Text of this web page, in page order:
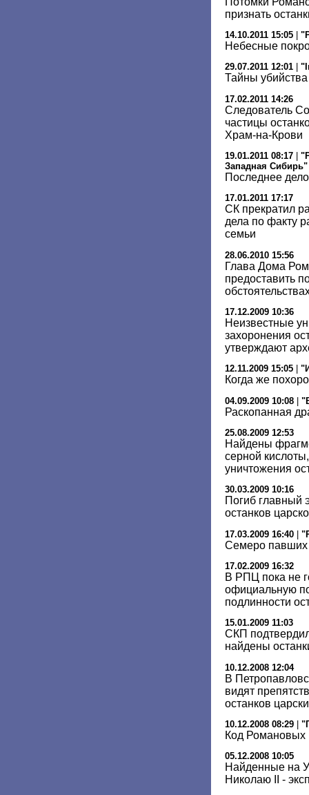
признать
14.10.2011 15:05
Небесные
29.07.2011 12:01
Тайны
17.02.2011 14:26
Следователь
частицы
Храм-на-Крови
19.01.2011 08:17
Западная Сибирь"
Последнее
17.01.2011 17:17
СК прекратил
дела по факту
семьи
28.06.2010 15:56
Глава Дома
предоставить
17.12.2009 10:36
Неизвестные
захоронения
утверждают
12.11.2009 15:05
Когда же
04.09.2009 10:08 |
Раскопанная
25.08.2009 12:53
Найдены
серной
уничтожения
30.03.2009 10:16
Погиб главный
останков
17.03.2009 16:40 |
Семеро павших
17.02.2009 16:32
В РПЦ пока не
официальную
подлинности
15.01.2009 11:03
СКП
найдены
10.12.2008 12:04
В
видят
останков
10.12.2008 08:29
Код Романовых
05.12.2008 10:05
Найденные на
Николаю II -